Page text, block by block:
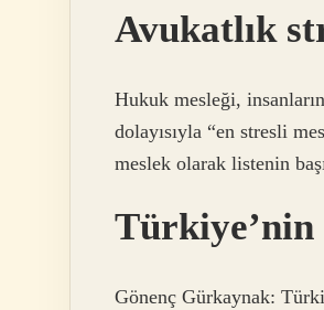
Avukatlık
Hukuk mesleği,
dolayısıyla “en stresli
meslek olarak listenin
Türkiye’nin
Gönenç Gürkaynak: